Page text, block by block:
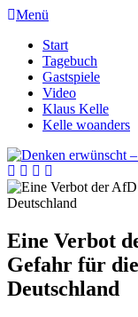
Menü
Start
Tagebuch
Gastspiele
Video
Klaus Kelle
Kelle woanders
Eine Verbot
Gefahr für
Deutschland